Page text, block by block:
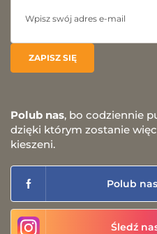
Polub nas, bo codziennie
dzięki którym zostanie
kieszeni.
Polub
Śledź